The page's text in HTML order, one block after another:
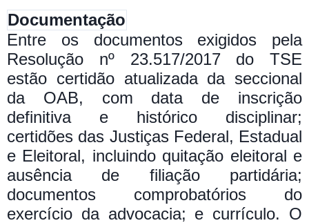
Documentação
Entre os documentos exigidos pela
Resolução nº 23.517/2017 do TSE
estão certidão atualizada da seccional
da OAB, com data de inscrição
definitiva e histórico disciplinar;
certidões das Justiças Federal, Estadual
e Eleitoral, incluindo quitação eleitoral e
ausência de filiação partidária;
documentos comprobatórios do
exercício da advocacia; e currículo. O